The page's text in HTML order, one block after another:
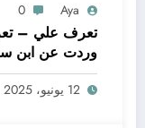
Aya
0
تعرف علي –
وردت عن ابن
يدي – بالتفصيل
12 يونيو، 2025